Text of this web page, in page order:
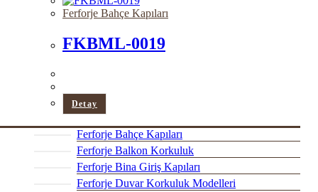
Ferforje Bahçe Kapıları
FKBML-0019
Detay
Ferforje Bahçe Kapıları
Ferforje Balkon Korkuluk
Ferforje Bina Giriş Kapıları
Ferforje Duvar Korkuluk Modelleri